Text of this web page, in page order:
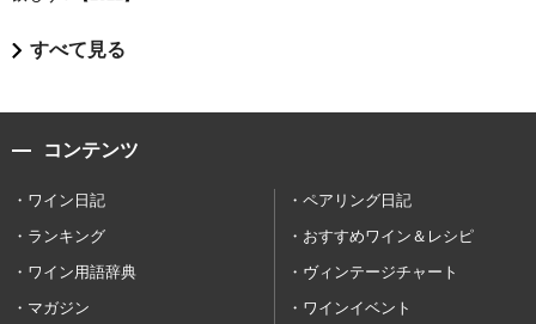
すべて見る
コンテンツ
ワイン日記
ペアリング日記
ランキング
おすすめワイン＆レシピ
ワイン用語辞典
ヴィンテージチャート
マガジン
ワインイベント